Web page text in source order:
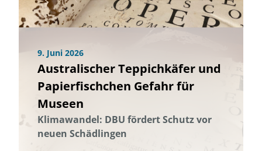
9. Juni 2026
Australischer Teppichkäfer und
Papierfischchen Gefahr für
Museen
Klimawandel: DBU fördert Schutz vor
neuen Schädlingen